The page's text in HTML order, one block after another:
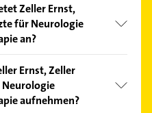
Zeller Ernst,
für Neurologie
an?
Essstörung und
Ernst, Zeller
aufnehmen?